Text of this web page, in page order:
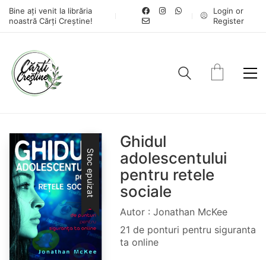
Bine ați venit la librăria
noastră Cărți Creștine!
Login or
Register
Stoc epuizat
Ghidul
adolescentului
pentru retele
sociale
Autor : Jonathan McKee
21 de ponturi pentru siguranta
ta online